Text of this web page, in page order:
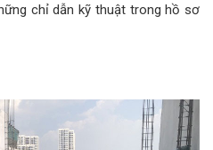
chỉ dẫn kỹ thuật trong hồ sơ